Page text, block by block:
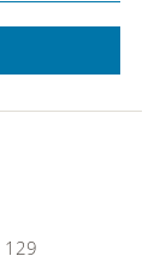
129